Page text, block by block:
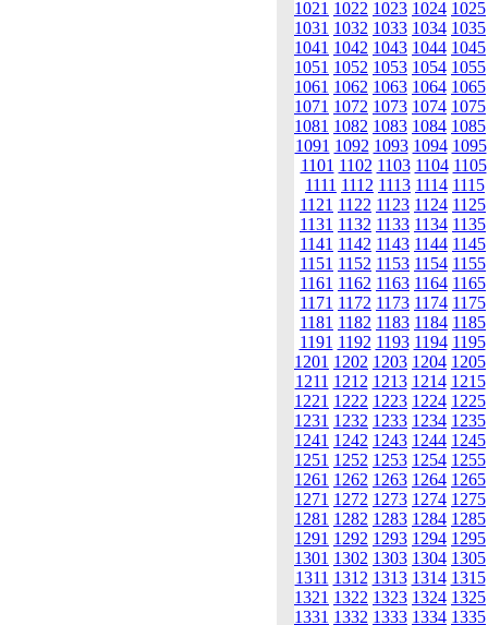
1021 1022 1023 1024 1025
1031 1032 1033 1034 1035
1041 1042 1043 1044 1045
1051 1052 1053 1054 1055
1061 1062 1063 1064 1065
1071 1072 1073 1074 1075
1081 1082 1083 1084 1085
1091 1092 1093 1094 1095
1101 1102 1103 1104 1105
1111 1112 1113 1114 1115
1121 1122 1123 1124 1125
1131 1132 1133 1134 1135
1141 1142 1143 1144 1145
1151 1152 1153 1154 1155
1161 1162 1163 1164 1165
1171 1172 1173 1174 1175
1181 1182 1183 1184 1185
1191 1192 1193 1194 1195
1201 1202 1203 1204 1205
1211 1212 1213 1214 1215
1221 1222 1223 1224 1225
1231 1232 1233 1234 1235
1241 1242 1243 1244 1245
1251 1252 1253 1254 1255
1261 1262 1263 1264 1265
1271 1272 1273 1274 1275
1281 1282 1283 1284 1285
1291 1292 1293 1294 1295
1301 1302 1303 1304 1305
1311 1312 1313 1314 1315
1321 1322 1323 1324 1325
1331 1332 1333 1334 1335